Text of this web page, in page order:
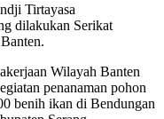
Tirtayasa
dilakukan Serikat
Wilayah Banten
penanaman pohon
benih ikan di Bendungan